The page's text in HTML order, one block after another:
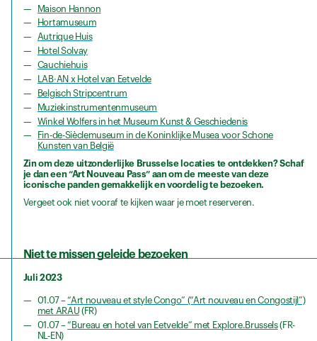
Maison Hannon
Hortamuseum
Autrique Huis
Hotel Solvay
Cauchiehuis
LAB·AN x Hotel van Eetvelde
Belgisch Stripcentrum
Muziekinstrumentenmuseum
Winkel Wolfers in het Museum Kunst & Geschiedenis
Fin-de-Sièclemuseum in de Koninklijke Musea voor Schone
Kunsten van België
Zin om deze uitzonderlijke Brusselse locaties te ontdekken? Schaf
je dan een “Art Nouveau Pass” aan om de meeste van deze
iconische panden gemakkelijk en voordelig te bezoeken.
Vergeet ook niet vooraf te kijken waar je moet reserveren.
Niet te missen geleide bezoeken
Juli 2023
01.07 –“Art nouveau et style Congo” (“Art nouveau en Congostijl”)
met ARAU (FR)
01.07 –“Bureau en hotel van Eetvelde” met Explore.Brussels(FR-
NL-EN)